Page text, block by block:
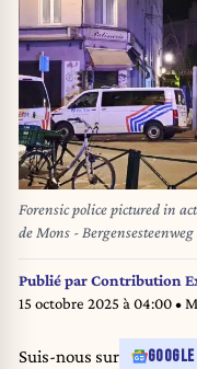
Forensic police pictured in
de Mons -
Brussels on Friday 18 April
injured in a shooting
Publié parContribution
15 octobre 2025 à 04:00•
Suis-nous sur